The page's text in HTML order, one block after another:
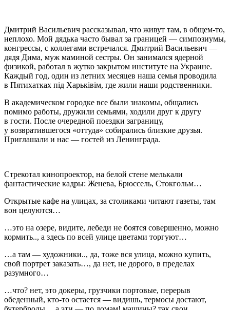
Дмитрий Васильевич рассказывал, что живут там, в общем-то,
неплохо. Мой дядька часто бывал за границей — симпозиумы,
конгрессы, с коллегами встречался. Дмитрий Васильевич —
дядя Дима, муж маминой сестры. Он занимался ядерной
физикой, работал в жутко закрытом институте на Украине.
Каждый год, один из летних месяцев наша семья проводила
в Пятихатках пiд Харькiвiм, где жили наши родственники.
В академическом городке все были знакомы, общались
помимо работы, дружили семьями, ходили друг к другу
в гости. После очередной поездки заграницу,
у возвратившегося «оттуда» собирались близкие друзья.
Приглашали и нас — гостей из Ленинграда.
Стрекотал кинопроектор, на белой стене мелькали
фантастические кадры: Женева, Брюссель, Стокгольм…
Открытые кафе на улицах, за столиками читают газеты, там
вон целуются…
…это на озере, видите, лебеди не боятся совершенно, можно
кормить.., а здесь по всей улице цветами торгуют…
…а там — художники.., да, тоже вся улица, можно купить,
свой портрет заказать…, да нет, не дорого, в пределах
разумного…
…что? нет, это докеры, грузчики портовые, перерыв
обеденный, кто-то остается — видишь, термосы достают,